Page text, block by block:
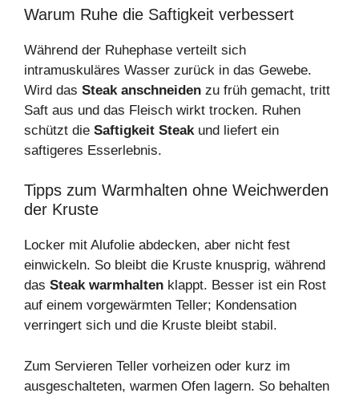
Warum Ruhe die Saftigkeit verbessert
Während der Ruhephase verteilt sich
intramuskuläres Wasser zurück in das Gewebe.
Wird das Steak anschneiden zu früh gemacht, tritt
Saft aus und das Fleisch wirkt trocken. Ruhen
schützt die Saftigkeit Steak und liefert ein
saftigeres Esserlebnis.
Tipps zum Warmhalten ohne Weichwerden
der Kruste
Locker mit Alufolie abdecken, aber nicht fest
einwickeln. So bleibt die Kruste knusprig, während
das Steak warmhalten klappt. Besser ist ein Rost
auf einem vorgewärmten Teller; Kondensation
verringert sich und die Kruste bleibt stabil.
Zum Servieren Teller vorheizen oder kurz im
ausgeschalteten, warmen Ofen lagern. So behalten